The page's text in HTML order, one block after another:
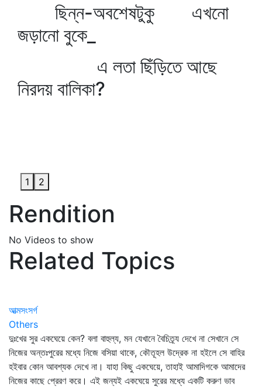
ছিন্ন-অবশেষটুকু এখনো
জড়ানো বুকে_
এ লতা ছিঁড়িতে আছে
নিরদয় বালিকা?
1 2
Rendition
No Videos to show
Related Topics
আত্মসংসর্গ
Others
দুঃখের সুর একঘেয়ে কেন? বলা বাহুল্য, মন যেখানে বৈচিত্র্য দেখে না সেখানে সে
নিজের অন্তঃপুরের মধ্যে নিজে বসিয়া থাকে, কৌতূহল উদ্রেক না হইলে সে বাহির
হইবার কোন আবশ্যক দেখে না। যাহা কিছু একঘেয়ে, তাহাই আমাদিগকে আমাদের
নিজের কাছে প্রেরণ করে। এই জন্যই একঘেয়ে সুরের মধ্যে একটি করুণ ভাব